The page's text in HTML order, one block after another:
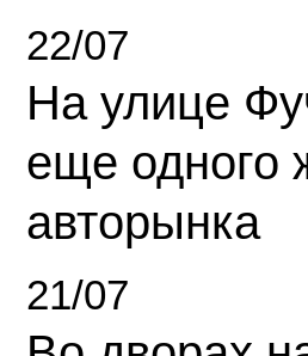
22/07
На улице
еще одного
авторынка
21/07